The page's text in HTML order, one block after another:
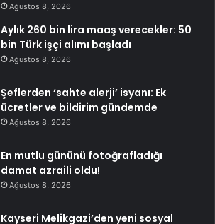
Ağustos 8, 2026
Aylık 260 bin lira maaş verecekler: 50
bin Türk işçi alımı başladı
Ağustos 8, 2026
Şeflerden ‘sahte alerji’ isyanı: Ek
ücretler ve bildirim gündemde
Ağustos 8, 2026
En mutlu gününü fotoğrafladığı
damat azraili oldu!
Ağustos 8, 2026
Kayseri Melikgazi’den yeni sosyal